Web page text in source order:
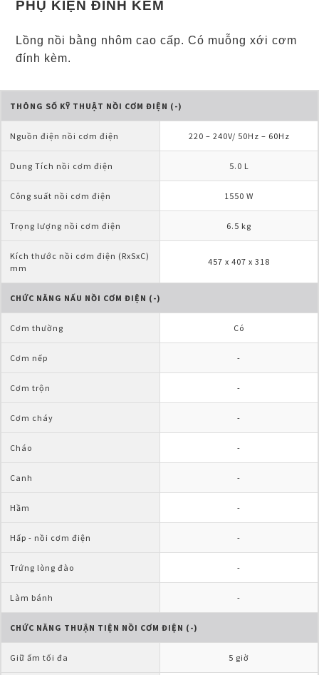
PHỤ KIỆN ĐÍNH KÈM
Lồng nồi bằng nhôm cao cấp. Có muỗng xới cơm
đính kèm.
THÔNG SỐ KỸ THUẬT NỒI CƠM ĐIỆN (-)
Nguồn điện nồi cơm điện 220 – 240V/ 50Hz – 60Hz
Dung Tích nồi cơm điện 5.0 L
Công suất nồi cơm điện 1550 W
Trọng lượng nồi cơm điện 6.5 kg
Kích thước nồi cơm điện (RxSxC)
mm
457 x 407 x 318
CHỨC NĂNG NẤU NỒI CƠM ĐIỆN (-)
Cơm thường Có
Cơm nếp -
Cơm trộn -
Cơm cháy -
Cháo -
Canh -
Hầm -
Hấp - nồi cơm điện -
Trứng lòng đào -
Làm bánh -
CHỨC NĂNG THUẬN TIỆN NỒI CƠM ĐIỆN (-)
Giữ ấm tối đa 5 giờ